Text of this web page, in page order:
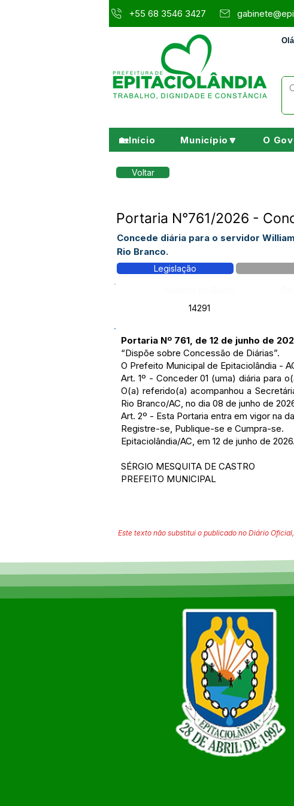
+55 68 3546 3427
🏡Início Município🔽 O
Voltar
Portaria N°761/2026 -
Concede diária para o servidor
Rio Branco.
Legislação
14291
Portaria Nº 761, de 12 de junho de
“Dispõe sobre Concessão de Diárias”.
O Prefeito Municipal de Epitaciolândia -
Art. 1º - Conceder 01 (uma) diária para
O(a) referido(a) acompanhou a
Rio Branco/AC, no dia 08 de junho de
Art. 2º - Esta Portaria entra em vigor na
Registre-se, Publique-se e Cumpra-se.
Epitaciolândia/AC, em 12 de junho de 2026.
SÉRGIO MESQUITA DE CASTRO
PREFEITO MUNICIPAL
Este texto não substitui o publicado no Diário